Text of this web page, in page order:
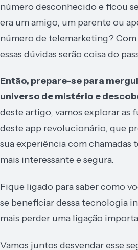
número desconhecido e ficou
era um amigo, um parente ou
número de telemarketing? Com
essas dúvidas serão coisa do
Então, prepare-se para
universo de mistério e
deste artigo, vamos explorar as
deste app revolucionário, que
sua experiência com chamadas
mais interessante e segura.
Fique ligado para saber como
se beneficiar dessa tecnologia
mais perder uma ligação
Vamos juntos desvendar esse